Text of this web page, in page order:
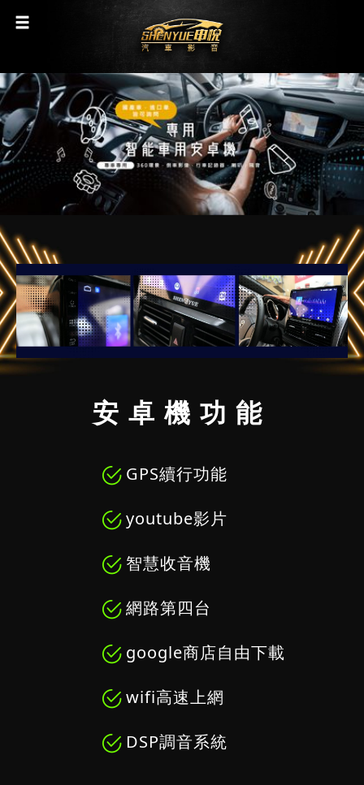
安卓機功能
GPS續行功能
youtube影片
智慧收音機
網路第四台
google商店自由下載
wifi高速上網
DSP調音系統